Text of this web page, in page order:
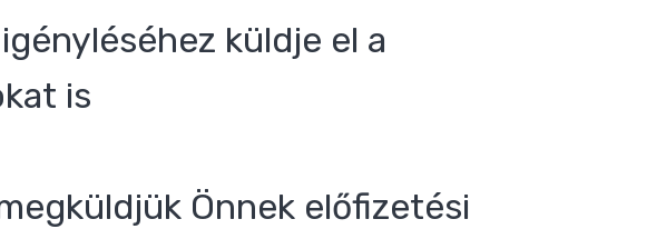
küldje el a
is
Önnek előfizetési